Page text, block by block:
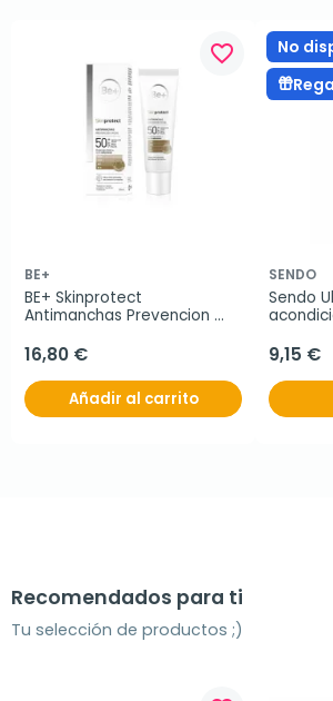
favorite_border
BE+
BE+ Skinprotect
Antimanchas Prevencion
16,80 €
Añadir al carrito
No
SENDO
Sendo
9,15 €
Recomendados para ti
Tu selección de productos ;)